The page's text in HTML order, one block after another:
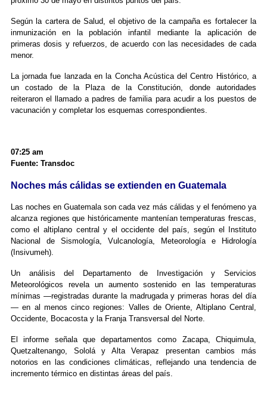
Según la cartera de Salud, el objetivo de la campaña es fortalecer la
inmunización en la población infantil mediante la aplicación de
primeras dosis y refuerzos, de acuerdo con las necesidades de cada
menor.
La jornada fue lanzada en la Concha Acústica del Centro Histórico, a
un costado de la Plaza de la Constitución, donde autoridades
reiteraron el llamado a padres de familia para acudir a los puestos de
vacunación y completar los esquemas correspondientes.
07:25 am
Fuente: Transdoc
Noches más cálidas se extienden en Guatemala
Las noches en Guatemala son cada vez más cálidas y el fenómeno ya
alcanza regiones que históricamente mantenían temperaturas frescas,
como el altiplano central y el occidente del país, según el Instituto
Nacional de Sismología, Vulcanología, Meteorología e Hidrología
(Insivumeh).
Un análisis del Departamento de Investigación y Servicios
Meteorológicos revela un aumento sostenido en las temperaturas
mínimas —registradas durante la madrugada y primeras horas del día
— en al menos cinco regiones: Valles de Oriente, Altiplano Central,
Occidente, Bocacosta y la Franja Transversal del Norte.
El informe señala que departamentos como Zacapa, Chiquimula,
Quetzaltenango, Sololá y Alta Verapaz presentan cambios más
notorios en las condiciones climáticas, reflejando una tendencia de
incremento térmico en distintas áreas del país.